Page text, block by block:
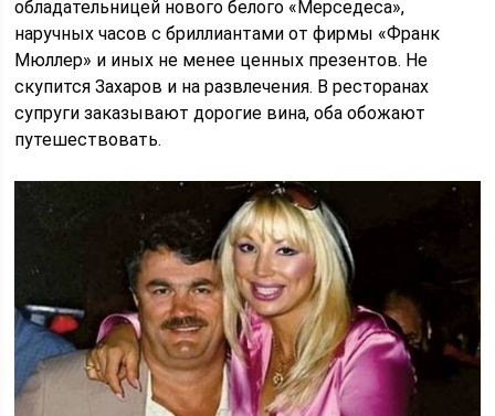
обладательницей нового белого «Мерседеса»,
наручных часов с бриллиантами от фирмы «Франк
Мюллер» и иных не менее ценных презентов. Не
скупится Захаров и на развлечения. В ресторанах
супруги заказывают дорогие вина, оба обожают
путешествовать.